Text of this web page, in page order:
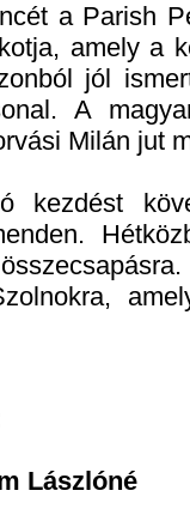
a Parish
amely a
jól
A
Milán jut
kezdést
Lászlóné